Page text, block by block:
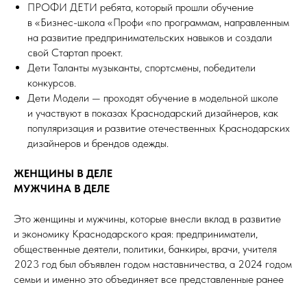
ПРОФИ ДЕТИ ребята, который прошли обучение
в «Бизнес-школа «Профи «по программам, направленным
на развитие предпринимательских навыков и создали
свой Стартап проект.
Дети Таланты музыканты, спортсмены, победители
конкурсов.
Дети Модели — проходят обучение в модельной школе
и участвуют в показах Краснодарский дизайнеров, как
популяризация и развитие отечественных Краснодарских
дизайнеров и брендов одежды.
ЖЕНЩИНЫ В ДЕЛЕ
МУЖЧИНА В ДЕЛЕ
Это женщины и мужчины, которые внесли вклад в развитие
и экономику Краснодарского края: предприниматели,
общественные деятели, политики, банкиры, врачи, учителя
2023 год был объявлен годом наставничества, а 2024 годом
семьи и именно это объединяет все представленные ранее